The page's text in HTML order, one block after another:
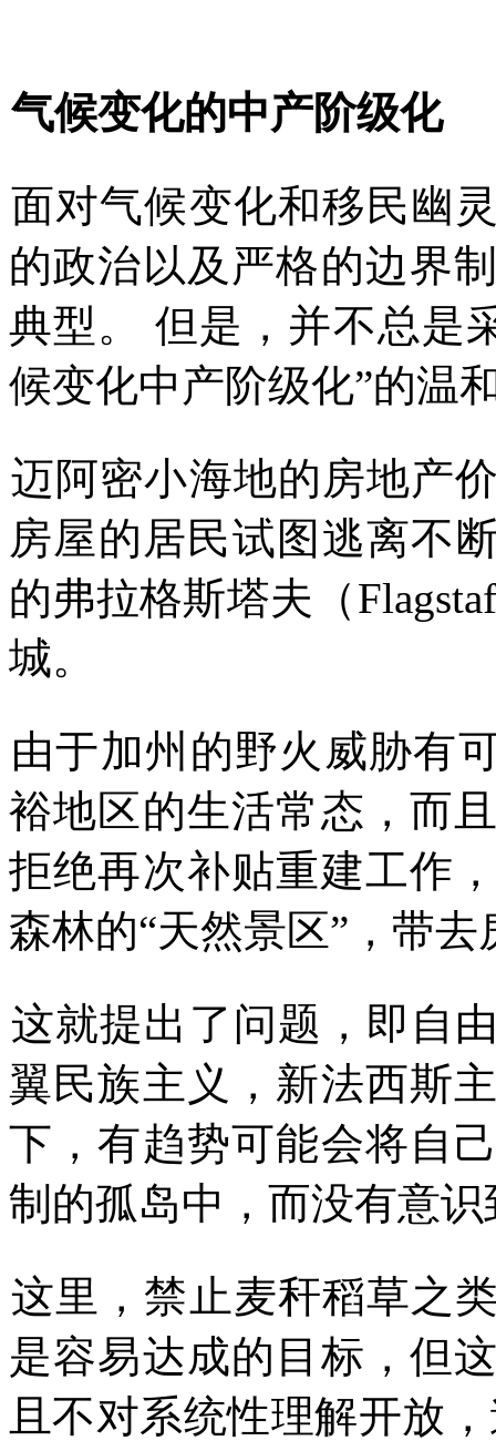
气候变化的中产阶级化
面对气候变化和移民幽
的政治以及严格的边界
典型。
但是，并不总是
候变化中产阶级化”的温
迈阿密小海地的房地产
房屋的居民试图逃离不
的弗拉格斯塔夫（
城。
由于加州的野火威胁有
裕地区的生活常态，而
拒绝再次补贴重建工作
森林的“天然景区” ，带
这就提出了问题，即自
翼民族主义，新法西斯
下，有趋势可能会将自
制的孤岛中，而没有意
这里，禁止麦秆稻草之
是容易达成的目标，但
且不对系统性理解开放